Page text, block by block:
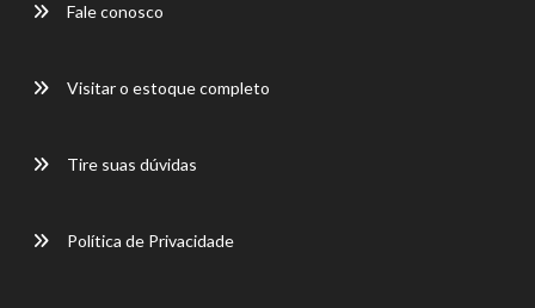
Fale conosco
Visitar o estoque completo
Tire suas dúvidas
Política de Privacidade